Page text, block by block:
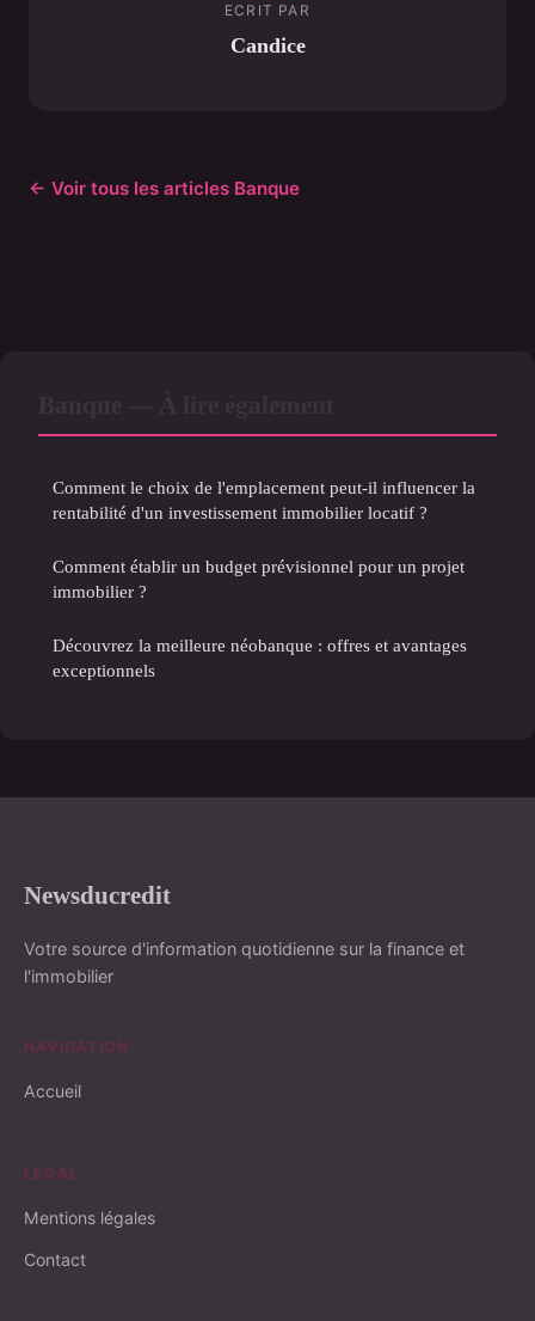
ECRIT PAR
Candice
← Voir tous les articles Banque
Comment le choix de l'emplacement peut-il influencer la
rentabilité d'un investissement immobilier locatif ?
Comment établir un budget prévisionnel pour un projet
immobilier ?
Découvrez la meilleure néobanque : offres et avantages
exceptionnels
Newsducredit
Votre source d'information quotidienne sur la finance et
l'immobilier
NAVIGATION
Accueil
LÉGAL
Mentions légales
Contact